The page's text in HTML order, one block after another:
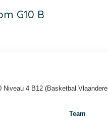
G10 B
Niveau 4 B12 (Basketbal
Team